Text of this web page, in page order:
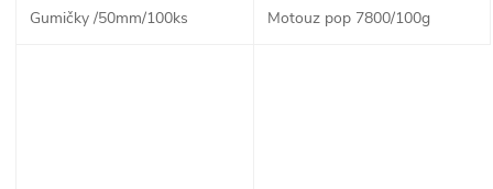
Gumičky /50mm/100ks Motouz pop 7800/100g